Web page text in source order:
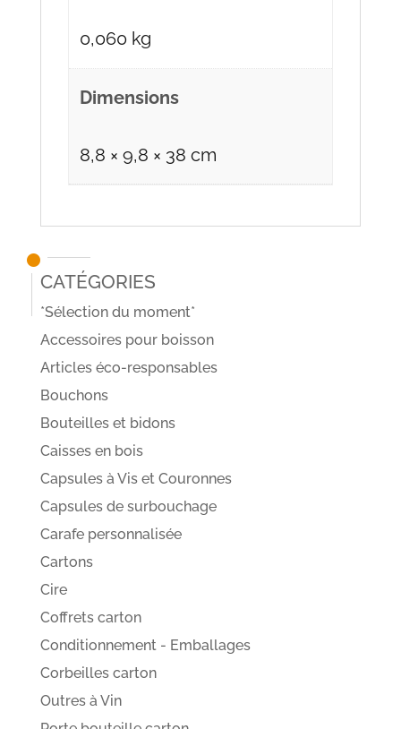
0,060 kg
Dimensions
8,8 × 9,8 × 38 cm
Catégories
*Sélection du moment*
Accessoires pour boisson
Articles éco-responsables
Bouchons
Bouteilles et bidons
Caisses en bois
Capsules à Vis et Couronnes
Capsules de surbouchage
Carafe personnalisée
Cartons
Cire
Coffrets carton
Conditionnement - Emballages
Corbeilles carton
Outres à Vin